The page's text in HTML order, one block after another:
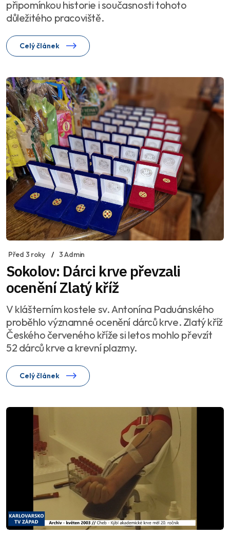
připomínkou historie i současnosti tohoto
důležitého pracoviště.
Celý článek
Před 3 roky 3 Admin
Sokolov: Dárci krve převzali
ocenění Zlatý kříž
V klášterním kostele sv. Antonína Paduánského
proběhlo významné ocenění dárců krve. Zlatý kříž
Českého červeného kříže si letos mohlo převzít
52 dárců krve a krevní plazmy.
Celý článek